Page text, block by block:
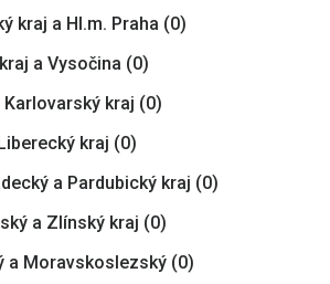
kraj a Hl.m. Praha (0)
a Vysočina (0)
Karlovarský kraj (0)
kraj (0)
a Pardubický kraj (0)
a Zlínský kraj (0)
a Moravskoslezský (0)